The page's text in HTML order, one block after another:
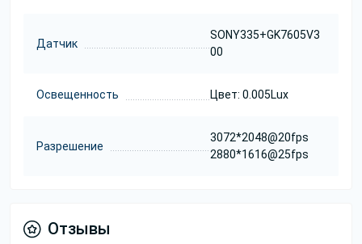
Датчик
SONY335+GK7605V3
00
Освещенность Цвет: 0.005Lux
Разрешение
3072*2048@20fps
2880*1616@25fps
Отзывы